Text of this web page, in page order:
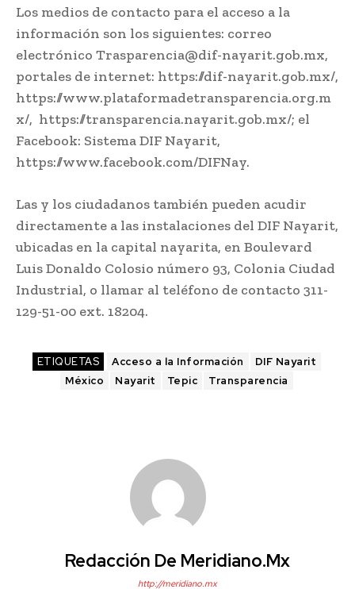
Los medios de contacto para el acceso a la
información son los siguientes: correo
electrónico Trasparencia@dif-nayarit.gob.mx,
portales de internet: https://dif-nayarit.gob.mx/,
https://www.plataformadetransparencia.org.m
x/, https://transparencia.nayarit.gob.mx/; el
Facebook: Sistema DIF Nayarit,
https://www.facebook.com/DIFNay.
Las y los ciudadanos también pueden acudir
directamente a las instalaciones del DIF Nayarit,
ubicadas en la capital nayarita, en Boulevard
Luis Donaldo Colosio número 93, Colonia Ciudad
Industrial, o llamar al teléfono de contacto 311-
129-51-00 ext. 18204.
ETIQUETAS Acceso a la Información
DIF Nayarit
México
Nayarit Tepic Transparencia
Redacción De Meridiano.mx
http://meridiano.mx